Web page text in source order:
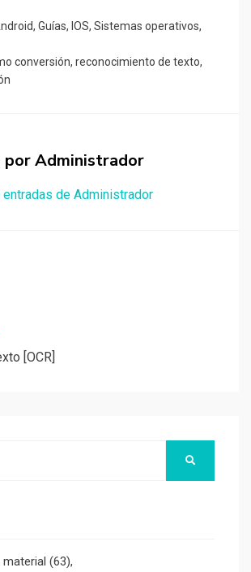
, Guías, IOS, Sistemas operativos,
conversión, reconocimiento de texto,
porAdministrador
de Administrador
[OCR]
(63)